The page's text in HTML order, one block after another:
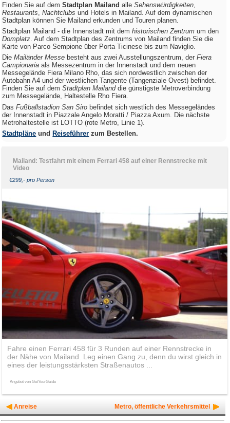
Finden Sie auf demStadtplan Mailand alleSehenswürdigkeiten
Restaurants ,Nachtclubs und Hotels in Mailand. Auf dem dynamischen
Stadtplan können Sie Mailand erkunden und Touren planen.
Stadtplan Mailand - die Innenstadt mit demhistorischen Zentrum um den
Domplatz . Auf dem Stadtplan des Zentrums von Mailand finden Sie die
Karte von Parco Sempione über Porta Ticinese bis zum Naviglio.
Die Mailänder Messe besteht aus zwei Ausstellungszentrum, der Fiera
Campionaria als Messezentrum in der Innenstadt und dem neuen
Messegelände Fiera Milano Rho, das sich nordwestlich zwischen der
Autobahn A4 und der westlichen Tangente (Tangenziale Ovest) befindet.
Finden Sie auf demStadtplan Mailanddie günstigste Metroverbindung
zum Messegelände, Haltestelle Rho Fiera.
DasFußballstadion San Siro befindet sich westlich des Messegeländes
der Innenstadt in Piazzale Angelo Moratti / Piazza Axum. Die nächste
Metrohaltestelle ist LOTTO (rote Metro, Linie 1).
Stadtpläne und Reiseführer zum Bestellen.
Mailand: Testfahrt mit einem Ferrari 458 auf einer Rennstrecke mit
Video
€299,- pro Person
Fahre einen Ferrari 458 für 3 Runden auf einer Rennstrecke in
der Nähe von Mailand. Leg einen Gang zu, denn du wirst gleich in
eines der leistungsstärksten Straßenautos ...
Angebot von GetYourGuide
Anreise Metro, öffentliche Verkehrsmittel